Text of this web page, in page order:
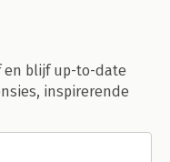
en blijf up-to-date
inspirerende